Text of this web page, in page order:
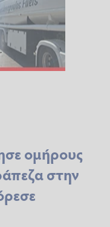
ομήρους
στην